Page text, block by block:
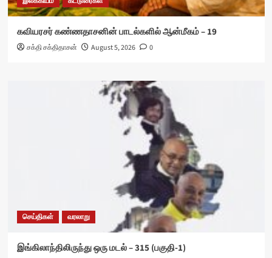
கவியரசர் கண்ணதாசனின் பாடல்களில் ஆன்மீகம் – 19
சக்தி சக்திதாசன் August 5, 2026 0
செய்திகள் வரலாறு
இங்கிலாந்திலிருந்து ஒரு மடல் – 315 (பகுதி-1)